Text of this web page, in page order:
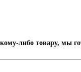
либо товару, мы